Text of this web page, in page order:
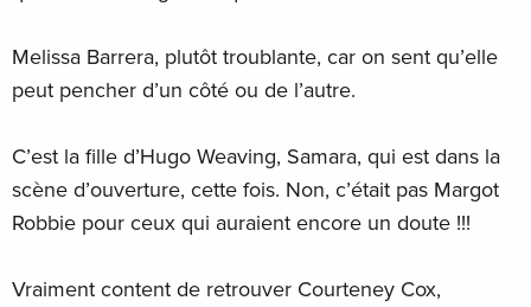
Melissa Barrera, plutôt troublante, car on sent qu’elle
peut pencher d’un côté ou de l’autre.
C’est la fille d’Hugo Weaving, Samara, qui est dans la
scène d’ouverture, cette fois. Non, c’était pas Margot
Robbie pour ceux qui auraient encore un doute !!!
Vraiment content de retrouver Courteney Cox,